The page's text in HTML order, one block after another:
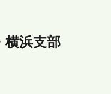
横浜支部